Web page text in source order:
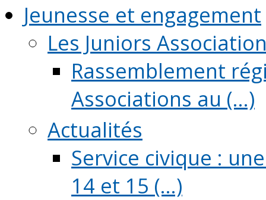
Jeunesse et engagement
Les Juniors
Rassemblement
Associations au (...)
Actualités
Service civique :
14 et 15 (...)